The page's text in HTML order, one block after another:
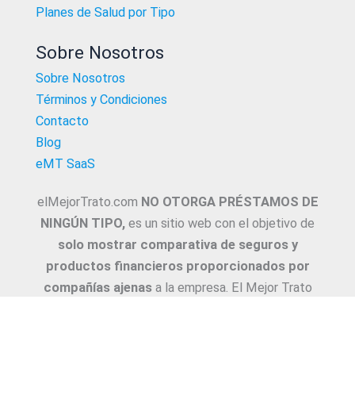
Planes de Salud por Tipo
Sobre Nosotros
Sobre Nosotros
Términos y Condiciones
Contacto
Blog
eMT SaaS
elMejorTrato.com NO OTORGA PRÉSTAMOS DE
NINGÚN TIPO, es un sitio web con el objetivo de
solo mostrar comparativa de seguros y
productos financieros proporcionados por
compañías ajenasa la empresa. El Mejor Trato